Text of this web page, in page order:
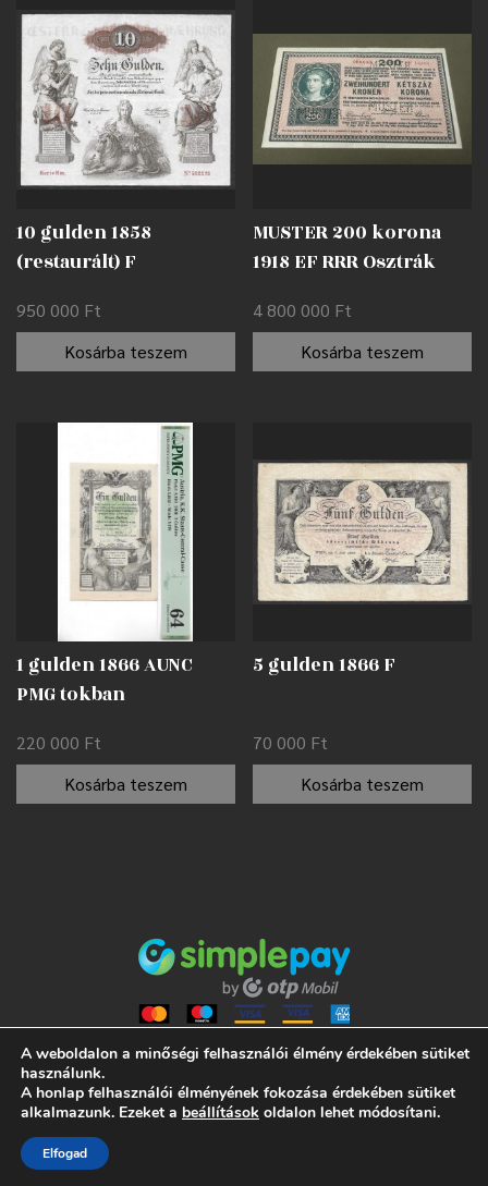
10 gulden 1858
(restaurált) F
950 000 Ft
Kosárba teszem
MUSTER 200 korona
1918 EF RRR Osztrák
emlékkiadásban
4 800 000 Ft
Kosárba teszem
1 gulden 1866 AUNC
PMG tokban
220 000 Ft
Kosárba teszem
5 gulden 1866 F
70 000 Ft
Kosárba teszem
ALL RIGHTS RESERVED 2021 NUMISMANIA
ÁLTALÁNOS SZERZŐDÉSI FELTÉTELEK
ADATVÉDELMI TÁJÉKOZTATÓ
A weboldalon a minőségi felhasználói élmény érdekében sütiket
használunk.
A honlap felhasználói élményének fokozása érdekében sütiket
alkalmazunk. Ezeket a beállítások oldalon lehet módosítani.
Elfogad